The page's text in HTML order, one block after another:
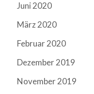
Juni 2020
März 2020
Februar 2020
Dezember 2019
November 2019